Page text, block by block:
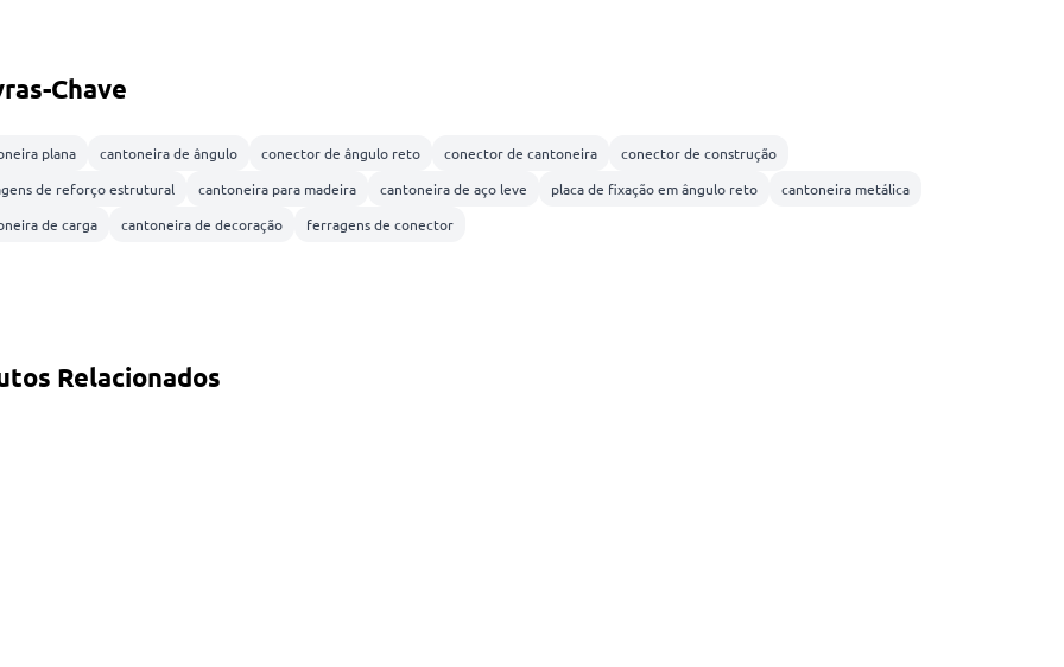
Chave
plana cantoneira de ângulo conector de ângulo reto conector de cantoneira
conector de construção
de reforço estrutural
cantoneira para madeira cantoneira de aço leve placa de fixação em ângulo reto
cantoneira metálica
de carga
cantoneira de decoração ferragens de conector
Relacionados